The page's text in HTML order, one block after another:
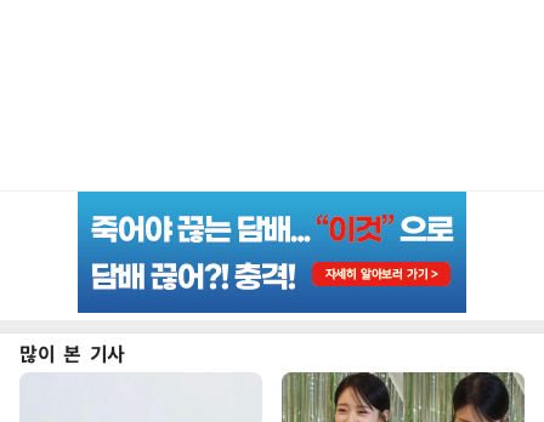
많이 본 기사